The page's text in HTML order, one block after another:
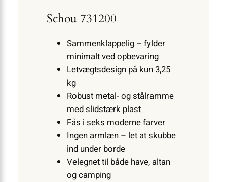
Schou 731200
Sammenklappelig – fylder
minimalt ved opbevaring
Letvægtsdesign på kun 3,25
kg
Robust metal- og stålramme
med slidstærk plast
Fås i seks moderne farver
Ingen armlæn – let at skubbe
ind under borde
Velegnet til både have, altan
og camping